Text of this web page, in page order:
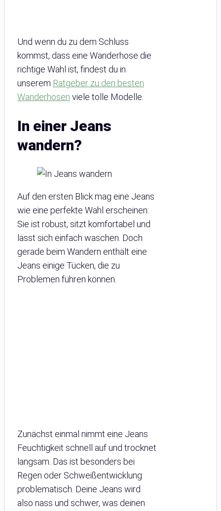
Und wenn du zu dem Schluss
kommst, dass eine Wanderhose die
richtige Wahl ist, findest du in
unserem Ratgeber zu den besten
Wanderhosen viele tolle Modelle.
In einer Jeans
wandern?
Auf den ersten Blick mag eine Jeans
wie eine perfekte Wahl erscheinen:
Sie ist robust, sitzt komfortabel und
lässt sich einfach waschen. Doch
gerade beim Wandern enthält eine
Jeans einige Tücken, die zu
Problemen führen können.
Zunächst einmal nimmt eine Jeans
Feuchtigkeit schnell auf und trocknet
langsam. Das ist besonders bei
Regen oder Schweißentwicklung
problematisch. Deine Jeans wird
also nass und schwer, was deinen